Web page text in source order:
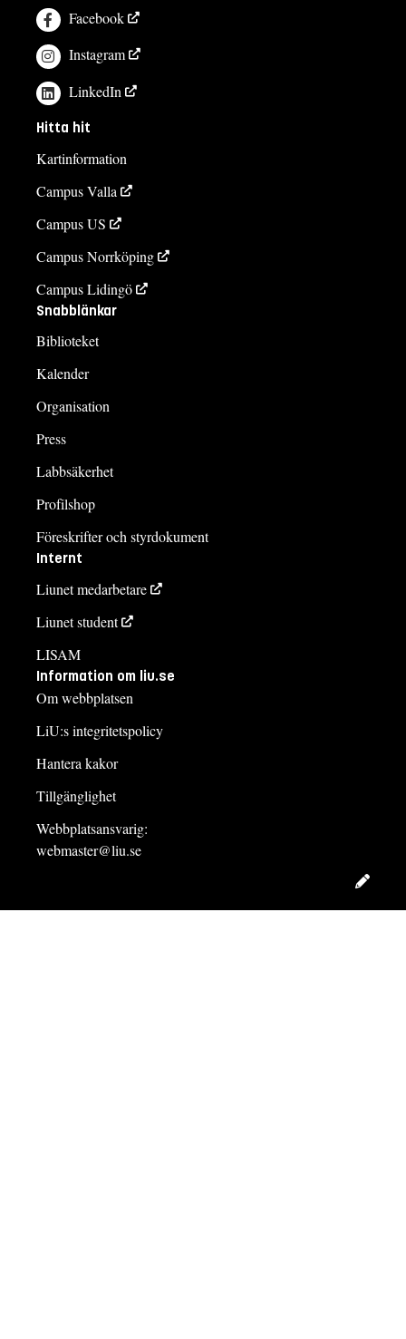
Facebook
Instagram
LinkedIn
Hitta hit
Kartinformation
Campus Valla
Campus US
Campus Norrköping
Campus Lidingö
Snabblänkar
Biblioteket
Kalender
Organisation
Press
Labbsäkerhet
Profilshop
Föreskrifter och styrdokument
Internt
Liunet medarbetare
Liunet student
LISAM
Information om liu.se
Om webbplatsen
LiU:s integritetspolicy
Hantera kakor
Tillgänglighet
Webbplatsansvarig:
webmaster@liu.se